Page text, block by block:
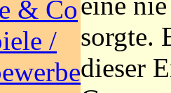
& Co
/
sorgte.
dieser